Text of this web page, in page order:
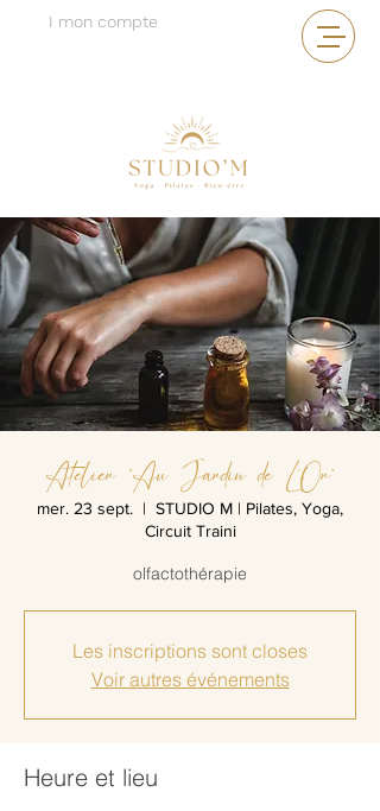
I mon compte
Atelier "Au Jardin de L'Or"
mer. 23 sept.
  |
STUDIO M | Pilates, Yoga,
Circuit Traini
olfactothérapie
Les inscriptions sont closes
Voir autres événements
Heure et lieu